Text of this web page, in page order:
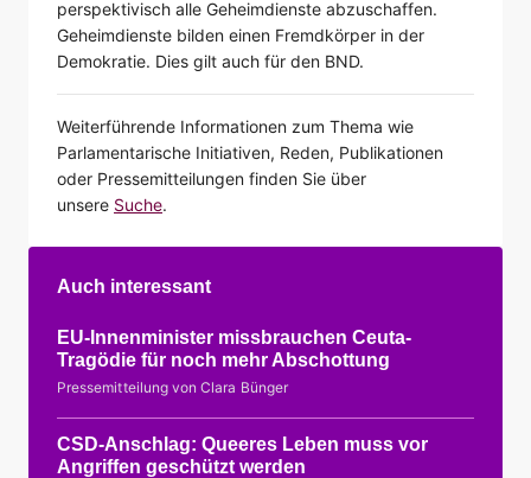
perspektivisch alle Geheimdienste abzuschaffen.
Geheimdienste bilden einen Fremdkörper in der
Demokratie. Dies gilt auch für den BND.
Weiterführende Informationen zum Thema wie
Parlamentarische Initiativen, Reden, Publikationen
oder Pressemitteilungen finden Sie über
unsere Suche.
Auch interessant
EU-Innenminister missbrauchen Ceuta-
Tragödie für noch mehr Abschottung
Pressemitteilung von Clara Bünger
CSD-Anschlag: Queeres Leben muss vor
Angriffen geschützt werden